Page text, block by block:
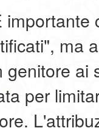
ma
ai
per